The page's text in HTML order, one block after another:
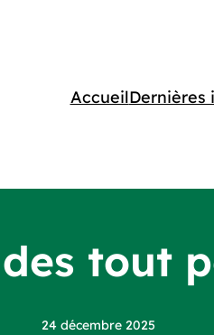
AccueilDernières
tout
24 décembre 2025